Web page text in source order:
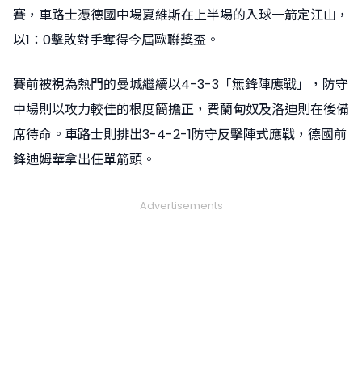
賽，車路士憑德國中場夏維斯在上半場的入球一箭定江山，
以1：0擊敗對手奪得今屆歐聯獎盃。
賽前被視為熱門的曼城繼續以4-3-3「無鋒陣應戰」，防守
中場則以攻力較佳的根度簡擔正，費蘭甸奴及洛迪則在後備
席待命。車路士則排出3-4-2-1防守反擊陣式應戰，德國前
鋒迪姆華拿出任單箭頭。
Advertisements